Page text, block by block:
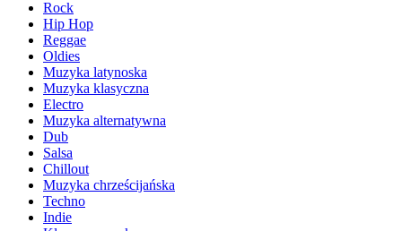
Rock
Hip Hop
Reggae
Oldies
Muzyka latynoska
Muzyka klasyczna
Electro
Muzyka alternatywna
Dub
Salsa
Chillout
Muzyka chrześcijańska
Techno
Indie